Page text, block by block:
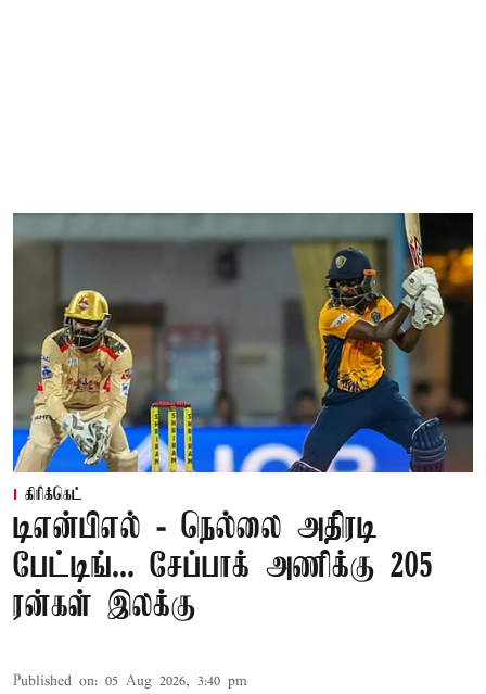
கிரிக்கெட்
டிஎன்பிஎல் - நெல்லை அதிரடி
பேட்டிங்... சேப்பாக் அணிக்கு 205
ரன்கள் இலக்கு
Published on: 05 Aug 2026, 3:40 pm